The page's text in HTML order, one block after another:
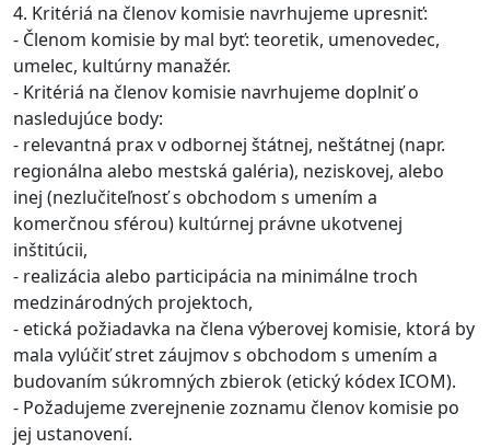
4. Kritériá na členov komisie navrhujeme upresniť:
- Členom komisie by mal byť: teoretik, umenovedec,
umelec, kultúrny manažér.
- Kritériá na členov komisie navrhujeme doplniť o
nasledujúce body:
- relevantná prax v odbornej štátnej, neštátnej (napr.
regionálna alebo mestská galéria), neziskovej, alebo
inej (nezlučiteľnosť s obchodom s umením a
komerčnou sférou) kultúrnej právne ukotvenej
inštitúcii,
- realizácia alebo participácia na minimálne troch
medzinárodných projektoch,
- etická požiadavka na člena výberovej komisie, ktorá by
mala vylúčiť stret záujmov s obchodom s umením a
budovaním súkromných zbierok (etický kódex ICOM).
- Požadujeme zverejnenie zoznamu členov komisie po
jej ustanovení.